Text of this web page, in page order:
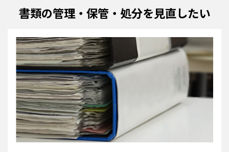
書類の管理・保管・処分を見直したい